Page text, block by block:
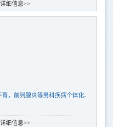
细信息>>
育，前列腺炎等男科疾病个体化-
细信息>>